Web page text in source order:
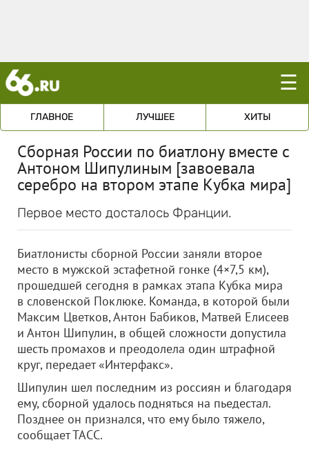
☰
ГЛАВНОЕ ЛУЧШЕЕ ХИТЫ
Сборная России по биатлону вместе с
Антоном Шипулиным [завоевала
серебро на втором этапе Кубка мира]
Первое место досталось Франции.
Биатлонисты сборной России заняли второе
место в мужской эстафетной гонке (4×7,5 км),
прошедшей сегодня в рамках этапа Кубка мира
в словенской Поклюке. Команда, в которой были
Максим Цветков, Антон Бабиков, Матвей Елисеев
и Антон Шипулин, в общей сложности допустила
шесть промахов и преодолела один штрафной
круг, передает «Интерфакс».
Шипулин шел последним из россиян и благодаря
ему, сборной удалось подняться на пьедестал.
Позднее он признался, что ему было тяжело,
сообщает ТАСС.